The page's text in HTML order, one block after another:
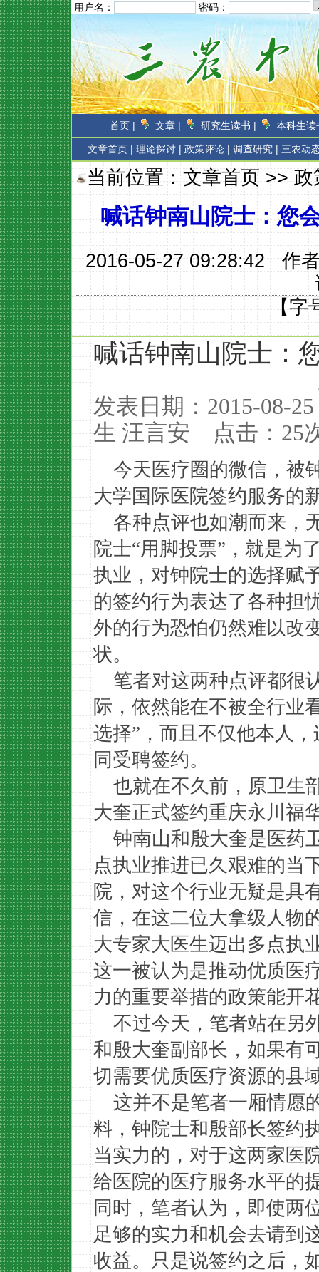
用户名： 密码：
首页 | 文章 | 研究生读书 | 本科生读
文章首页 | 理论探讨 | 政策评论 | 调查研究 | 三农动
当前位置：文章首页>>政
喊话钟南山院士：您
2016-05-27 09:28:42 作
【字
喊话钟南山院士：
发表日期：2015-08-
生 汪言安 点击： 25
今天医疗圈的微信，被
大学国际医院签约服务的
各种点评也如潮而来，
院士“用脚投票”，就是为
执业，对钟院士的选择赋
的签约行为表达了各种担
外的行为恐怕仍然难以改
状。
笔者对这两种点评都很
际，依然能在不被全行业
选择”，而且不仅他本人
同受聘签约。
也就在不久前，原卫生
大奎正式签约重庆永川福
钟南山和殷大奎是医药
点执业推进已久艰难的当
院，对这个行业无疑是具
信，在这二位大拿级人物
大专家大医生迈出多点执
这一被认为是推动优质医
力的重要举措的政策能开
不过今天，笔者站在另
和殷大奎副部长，如果有
切需要优质医疗资源的县
这并不是笔者一厢情愿
料，钟院士和殷部长签约
当实力的，对于这两家医
给医院的医疗服务水平的
同时，笔者认为，即使两
足够的实力和机会去请到
收益。只是说签约之后，